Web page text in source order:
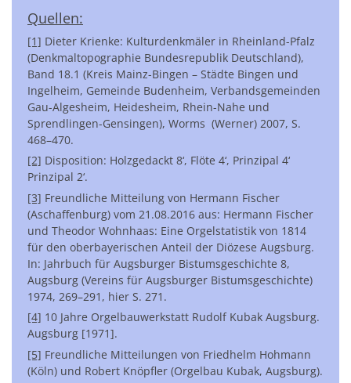
Quellen:
[1] Dieter Krienke: Kulturdenkmäler in Rheinland-Pfalz
(Denkmaltopographie Bundesrepublik Deutschland),
Band 18.1 (Kreis Mainz-Bingen – Städte Bingen und
Ingelheim, Gemeinde Budenheim, Verbandsgemeinden
Gau-Algesheim, Heidesheim, Rhein-Nahe und
Sprendlingen-Gensingen), Worms (Werner) 2007, S.
468–470.
[2] Disposition: Holzgedackt 8‘, Flöte 4‘, Prinzipal 4‘
Prinzipal 2‘.
[3] Freundliche Mitteilung von Hermann Fischer
(Aschaffenburg) vom 21.08.2016 aus: Hermann Fischer
und Theodor Wohnhaas: Eine Orgelstatistik von 1814
für den oberbayerischen Anteil der Diözese Augsburg.
In: Jahrbuch für Augsburger Bistumsgeschichte 8,
Augsburg (Vereins für Augsburger Bistumsgeschichte)
1974, 269–291, hier S. 271.
[4] 10 Jahre Orgelbauwerkstatt Rudolf Kubak Augsburg.
Augsburg [1971].
[5] Freundliche Mitteilungen von Friedhelm Hohmann
(Köln) und Robert Knöpfler (Orgelbau Kubak, Augsburg).